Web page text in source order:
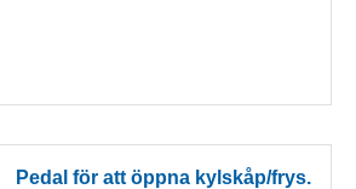
Pedal för att öppna kylskåp/frys.